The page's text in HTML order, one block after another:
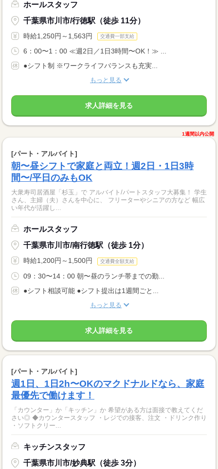
ホールスタッフ
千葉県市川市/行徳駅（徒歩 11分）
時給1,250円～1,563円 交通費一部支給
6：00〜1：00 ≪週2日／1日3時間〜OK！≫ ...
●シフト制 ※ワークライフバランスも充実...
もっと見る
求人詳細を見る
1週間以内公開
[パート・アルバイト]
朝〜昼シフトで家庭と両立！週2日・1日3時
間〜/平日のみもOK
大衆寿司居酒屋「杉玉」で アルバイト/パートスタッフ大募集！ 学生
さん、主婦（夫）さんを中心に、 フリーターやシニアの方など 幅広
い年代が活躍し...
ホールスタッフ
千葉県市川市/南行徳駅（徒歩 1分）
時給1,200円～1,500円 交通費全額支給
09：30〜14：00 朝〜昼のランチ帯までの勤...
●シフト相談可能 ●シフト提出は1週間ごと...
もっと見る
求人詳細を見る
[パート・アルバイト]
週1日、1日2h〜OKのマクドナルドなら、家庭
最優先で働けます！
「カウンター」か「キッチン」か 希望がある方は面接で教えてくだ
さい◎ ◆カウンタースタッフ ・レジでの接客、注文 ・ドリンク作り
・ソフトクリー...
キッチンスタッフ
千葉県市川市/妙典駅（徒歩 3分）